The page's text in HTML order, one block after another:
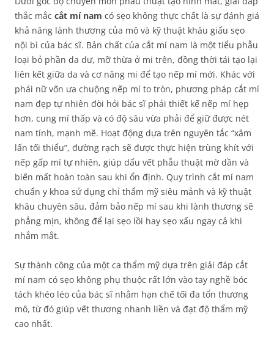
thắc mắc cắt mí nam có sẹo không thực chất là sự đánh giá
khả năng lành thương của mô và kỹ thuật khâu giấu sẹo
nội bì của bác sĩ. Bản chất của cắt mí nam là một tiểu phẫu
loại bỏ phần da dư, mỡ thừa ở mi trên, đồng thời tái tạo lại
liên kết giữa da và cơ nâng mi để tạo nếp mí mới. Khác với
phái nữ vốn ưa chuộng nếp mí to tròn, phương pháp cắt mí
nam đẹp tự nhiên đòi hỏi bác sĩ phải thiết kế nếp mí hẹp
hơn, cung mí thấp và có độ sâu vừa phải để giữ được nét
nam tính, mạnh mẽ. Hoạt động dựa trên nguyên tắc “xâm
lấn tối thiểu”, đường rạch sẽ được thực hiện trùng khít với
nếp gấp mí tự nhiên, giúp dấu vết phẫu thuật mờ dần và
biến mất hoàn toàn sau khi ổn định. Quy trình cắt mí nam
chuẩn y khoa sử dụng chỉ thẩm mỹ siêu mảnh và kỹ thuật
khâu chuyên sâu, đảm bảo nếp mí sau khi lành thương sẽ
phẳng mịn, không để lại sẹo lồi hay sẹo xấu ngay cả khi
nhắm mắt.
Sự thành công của một ca thẩm mỹ dựa trên giải đáp cắt
mí nam có sẹo không phụ thuộc rất lớn vào tay nghề bóc
tách khéo léo của bác sĩ nhằm hạn chế tối đa tổn thương
mô, từ đó giúp vết thương nhanh liền và đạt độ thẩm mỹ
cao nhất.